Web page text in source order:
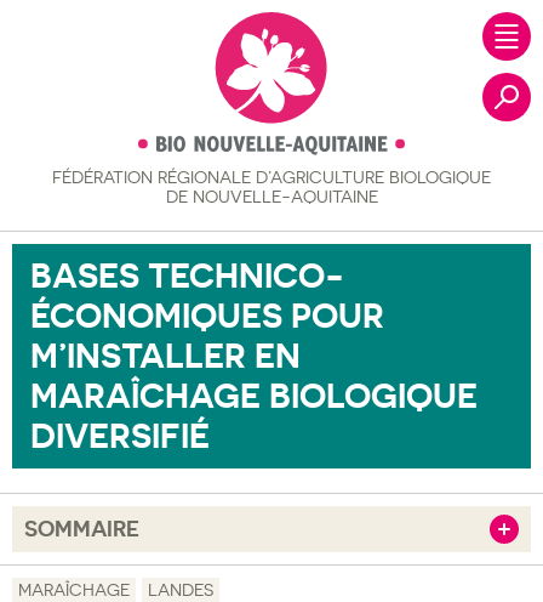
FÉDÉRATION RÉGIONALE D’AGRICULTURE BIOLOGIQUE
DE NOUVELLE-AQUITAINE
BASES TECHNICO-
ÉCONOMIQUES POUR
M’INSTALLER EN
MARAÎCHAGE BIOLOGIQUE
DIVERSIFIÉ
SOMMAIRE
Objectif
MARAÎCHAGE LANDES